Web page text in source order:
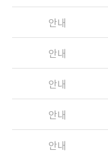
안내
안내
안내
안내
안내